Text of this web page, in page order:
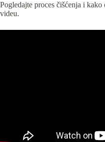
Pogledajte proces čišćenja i
videu.